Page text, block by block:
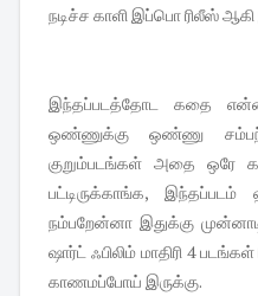
நடிச்ச காளி இப்பொ ரிலீஸ் ஆகி
இந்தப்படத்தோட கதை
ஒண்ணுக்கு ஒண்ணு
குறும்படங்கள் அதை ஒரே
பட்டிருக்காங்க,
நம்பறேன்னா இதுக்கு
ஷார்ட் ஃபிலிம் மாதிரி 4
காணமப்போய் இருக்கு.